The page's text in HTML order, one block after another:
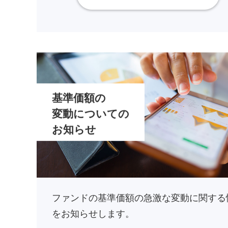
基準価額の
変動についての
お知らせ
ファンドの基準価額の急激な変動に関す
をお知らせします。